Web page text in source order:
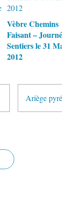
Vèbre Chemins
Faisant –
Sentiers le 31
2012